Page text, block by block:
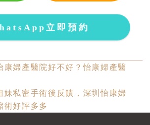
立即預約
康婦產醫院好不好？怡康婦產醫
妹私密手術後反饋，深圳怡康婦
術好評多多